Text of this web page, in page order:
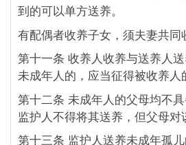
到的可以单方送养。
有配偶者收养子女，须夫妻共同
第十一条 收养人收养与送养人
未成年人的，应当征得被收养人
第十二条 未成年人的父母均不
监护人不得将其送养，但父母
第十三条 监护人送养未成年孤